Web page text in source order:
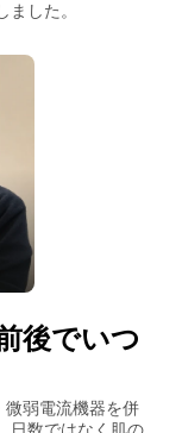
した。
後でいつ
微弱電流機器を併